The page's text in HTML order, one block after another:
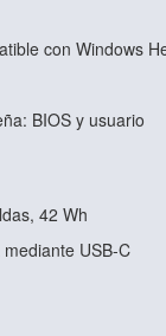
con Windows
BIOS y usuario
42 Wh
USB-C